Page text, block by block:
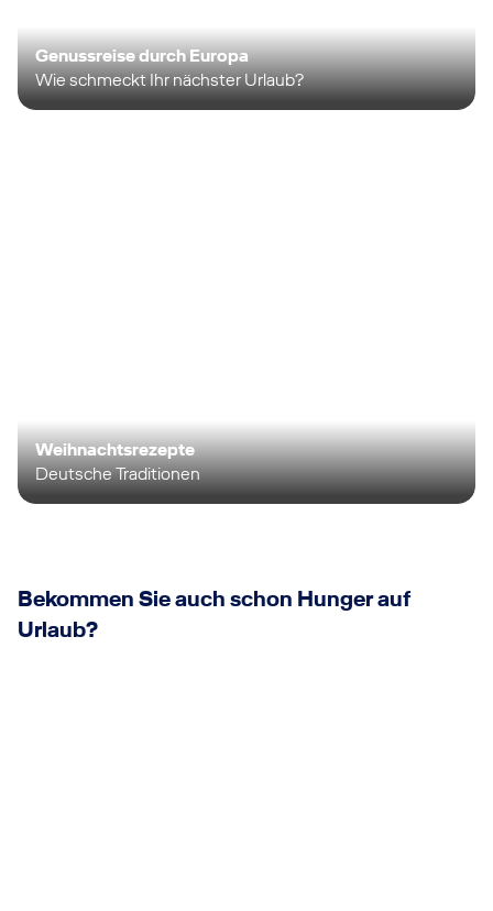
Genussreise durch Europa
Wie schmeckt Ihr nächster Urlaub?
Weihnachtsrezepte
Deutsche Traditionen
Bekommen Sie auch schon Hunger auf
Urlaub?